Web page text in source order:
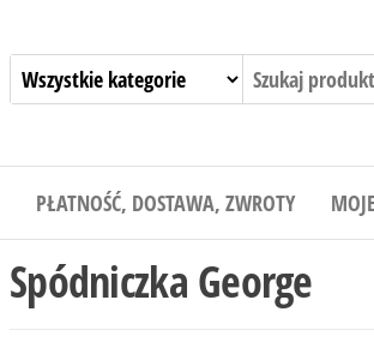
PŁATNOŚĆ, DOSTAWA, ZWROTY
Spódniczka George